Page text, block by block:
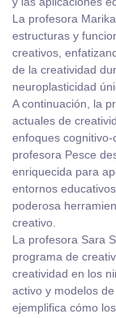
La profesora
estructuras y
creativos,
de la creatividad
neuroplasticidad
A continuación, la
actuales de
enfoques
profesora Pesce
enriquecida para
entornos
poderosa
creativo.
La profesora Sara
programa de
creatividad en los
activo y modelos
ejemplifica cómo